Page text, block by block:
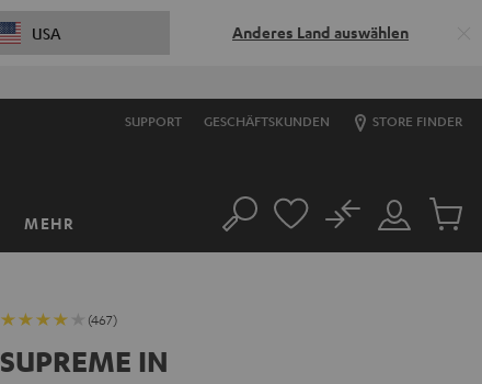
USA Anderes Land auswählen
SUPPORT GESCHÄFTSKUNDEN STORE FINDER
MEHR Suche
Mein
Konto
No
Artikel
(467)
SUPREME IN